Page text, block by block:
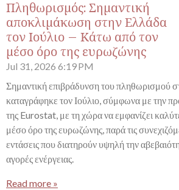
Πληθωρισμός: Σημαντική
αποκλιμάκωση στην Ελλάδα
τον Ιούλιο – Κάτω από τον
μέσο όρο της ευρωζώνης
Jul 31, 2026 6:19 PM
Σημαντική επιβράδυνση του πληθωρισμού
καταγράφηκε τον Ιούλιο, σύμφωνα με την
της Eurostat, με τη χώρα να εμφανίζει
μέσο όρο της ευρωζώνης, παρά τις
εντάσεις που διατηρούν υψηλή την
αγορές ενέργειας.
Read more »